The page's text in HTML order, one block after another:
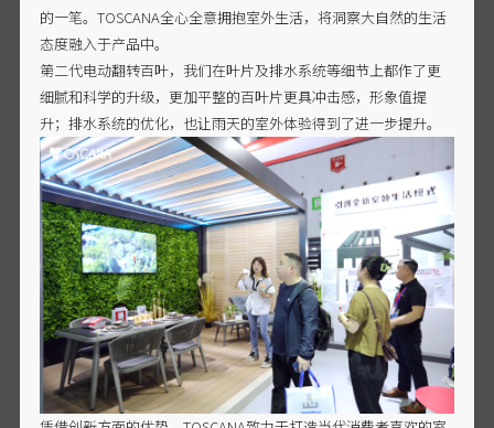
的一笔。TOSCANA全心全意拥抱室外生活，将洞察大自然的生活
态度融入于产品中。
第二代电动翻转百叶，我们在叶片及排水系统等细节上都作了更
细腻和科学的升级，更加平整的百叶片更具冲击感，形象值提
升；排水系统的优化，也让雨天的室外体验得到了进一步提升。